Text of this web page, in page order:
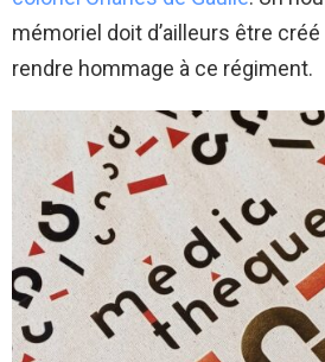
mémoriel doit d’ailleurs être
rendre hommage à ce régiment.